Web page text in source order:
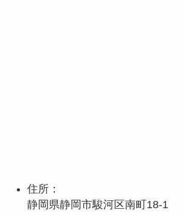
住所：
静岡県静岡市駿河区南町18-1